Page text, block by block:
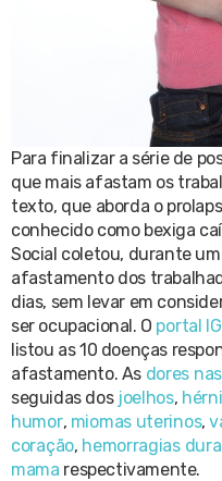
Para finalizar a série de
que mais afastam os
texto, que aborda o
conhecido como bexiga
Social coletou, durante
afastamento dos
dias, sem levar em
ser ocupacional. O portal IG
listou as 10 doenças
afastamento. As dores
seguidas dos joelhos,
humor, miomas uterinos,
coração, hemorragias
mama respectivamente.